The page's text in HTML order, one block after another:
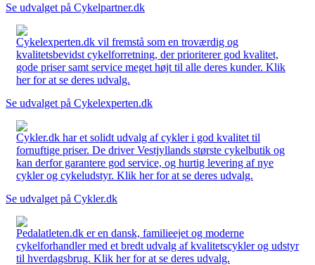
Se udvalget på Cykelpartner.dk
Cykelexperten.dk vil fremstå som en troværdig og
kvalitetsbevidst cykelforretning, der prioriterer god kvalitet,
gode priser samt service meget højt til alle deres kunder. Klik
her for at se deres udvalg.
Se udvalget på Cykelexperten.dk
Cykler.dk har et solidt udvalg af cykler i god kvalitet til
fornuftige priser. De driver Vestjyllands største cykelbutik og
kan derfor garantere god service, og hurtig levering af nye
cykler og cykeludstyr. Klik her for at se deres udvalg.
Se udvalget på Cykler.dk
Pedalatleten.dk er en dansk, familieejet og moderne
cykelforhandler med et bredt udvalg af kvalitetscykler og udstyr
til hverdagsbrug. Klik her for at se deres udvalg.